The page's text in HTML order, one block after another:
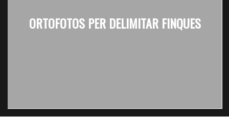
ORTOFOTOS PER DELIMITAR FINQUES